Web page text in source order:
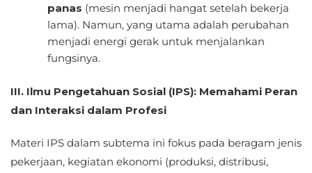
panas (mesin menjadi hangat setelah bekerja
lama). Namun, yang utama adalah perubahan
menjadi energi gerak untuk menjalankan
fungsinya.
III. Ilmu Pengetahuan Sosial (IPS): Memahami Peran
dan Interaksi dalam Profesi
Materi IPS dalam subtema ini fokus pada beragam jenis
pekerjaan, kegiatan ekonomi (produksi, distribusi,